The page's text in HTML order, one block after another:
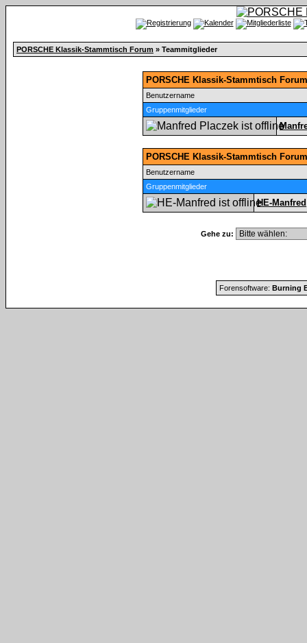
PORSCHE Klassik-Stammtisch Forum » Teammitglieder
PORSCHE Klassik-Stammtisch
Benutzername
Gruppenmitglieder
PORSCHE Klassik-Stammtisch
Benutzername
Gruppenmitglieder
HE-Manfred
Gehe zu:
Forensoftware: Burning